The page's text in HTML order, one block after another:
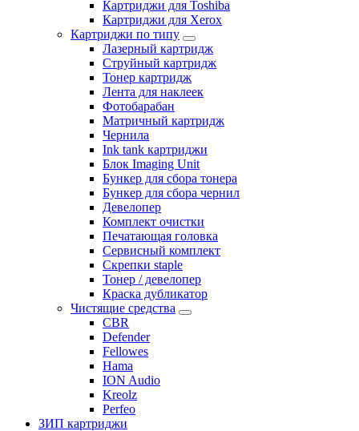
Картриджи для Toshiba
Картриджи для Xerox
Картриджи по типу
Лазерный картридж
Струйный картридж
Тонер картридж
Лента для наклеек
Фотобарабан
Матричный картридж
Чернила
Ink tank картриджи
Блок Imaging Unit
Бункер для сбора тонера
Бункер для сбора чернил
Девелопер
Комплект очистки
Печатающая головка
Сервисный комплект
Скрепки staple
Тонер / девелопер
Краска дубликатор
Чистящие средства
CBR
Defender
Fellowes
Hama
ION Audio
Kreolz
Perfeo
ЗИП картриджи